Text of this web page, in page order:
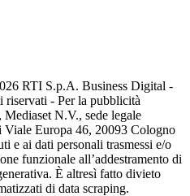
RTI S.p.A. Business Digital -
- Per la pubblicità
N.V., sede legale
Europa 46, 20093 Cologno
e ai dati personali trasmessi e/o
funzionale all’addestramento di
È altresì fatto divieto
di data scraping.